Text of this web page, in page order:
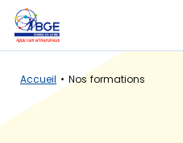
Accueil Nos formations
Panneau de gestion des cookies